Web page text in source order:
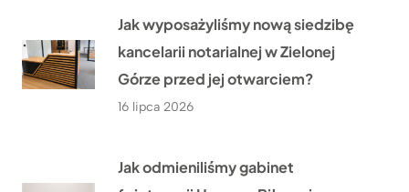
Jak wyposażyliśmy nową siedzibę
kancelarii notarialnej w Zielonej
Górze przed jej otwarciem?
16 lipca 2026
Jak odmieniliśmy gabinet